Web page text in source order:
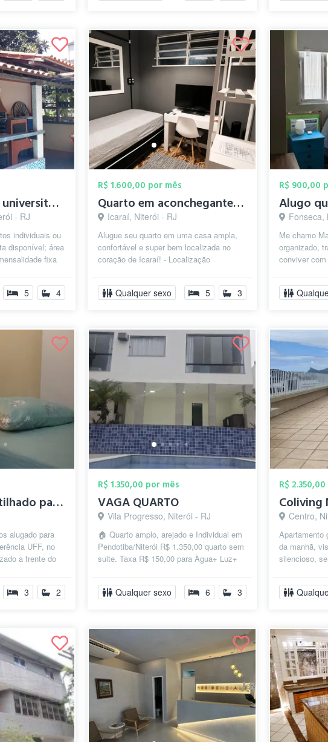
Residência para universitários em Nitero...
- RJ
individuais ou
disponível; área
fixa
5 4
R$ 1.600,00 por mês
Quarto em aconchegante casa próximo à pr...
Icaraí, Niterói - RJ
Alugue seu quarto em uma casa ampla,
confortável e super bem localizada no
coração de Icaraí! - Localização
praia...
Qualquer sexo 5 3
R$ 900,00
Alugo
Fonseca,
Me chamo
organizado,
conviver
Quarto compartilhado para moças estudant...
alugado para
UFF, no
a frente do
3 2
R$ 1.350,00 por mês
VAGA QUARTO
Vila Progresso, Niterói - RJ
🏠 Quarto amplo, arejado e Individual em
Pendotiba/Niterói R$ 1.350,00 quarto sem
suite. Taxa R$ 150,00 para Àgua+ Luz+
Qualquer sexo 6 3
R$
Coliving
Centro,
Apartamento
da manhã,
silencioso,
alugados...